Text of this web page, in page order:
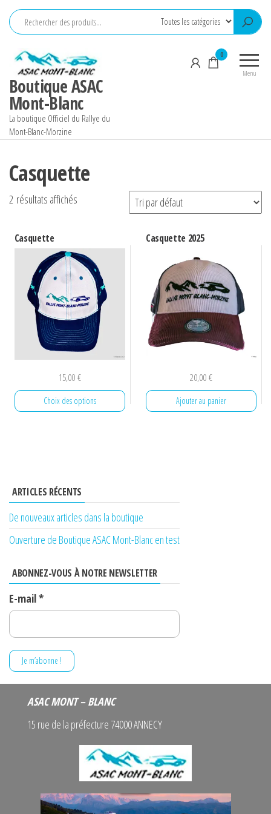
Aller
Boutique ASAC
Mont-Blanc
La boutique Officiel du Rallye du
Mont-Blanc-Morzine
Menu
0
Casquette
2 résultats affichés
Casquette
15,00€
Choix des options
variations.
Les
peuvent
être
choisies
la
du
produit
Casquette 2025
20,00€
Ajouter au panier
ARTICLES RÉCENTS
De nouveaux articles dans la boutique
Ouverture de Boutique ASAC Mont-Blanc en test
ABONNEZ-VOUS À NOTRE NEWSLETTER
E-mail*
ASAC MONT – BLANC
15 rue de la préfecture 74000 ANNECY